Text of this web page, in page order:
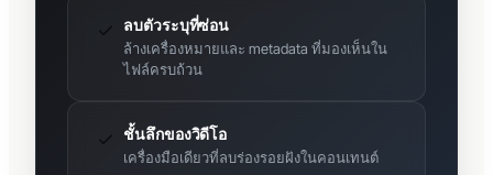
ลบตัวระบุที่ซ่อน
ล้างเครื่องหมายและ metadata ที่มองเห็นใน
ไฟล์ครบถ้วน
ชั้นลึกของวิดีโอ
เครื่องมือเดียวที่ลบร่องรอยฝังในคอนเทนต์